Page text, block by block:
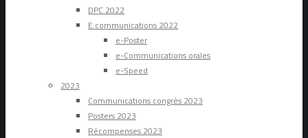
DPC 2022
E.communications 2022
e-Poster
e-Communications orales
e-Speed
2023
Communications congrès 2023
Posters 2023
Récompenses 2023